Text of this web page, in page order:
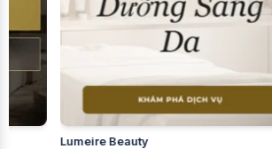
Lumeire Beauty